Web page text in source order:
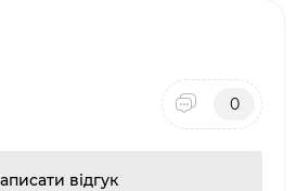
барбекю в місті Києві:
товару на складі виробника в
0
відгук